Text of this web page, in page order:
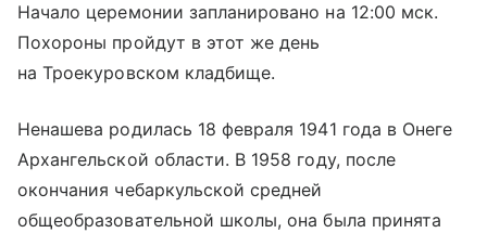
Начало церемонии запланировано на 12:00 мск.
Похороны пройдут в этот же день
на Троекуровском кладбище.
Ненашева родилась 18 февраля 1941 года в Онеге
Архангельской области. В 1958 году, после
окончания чебаркульской средней
общеобразовательной школы, она была принята